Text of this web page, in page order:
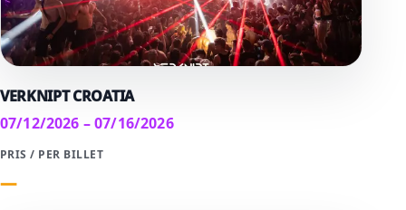
VERKNIPT CROATIA
07/12/2026 – 07/16/2026
PRIS / PER BILLET
—